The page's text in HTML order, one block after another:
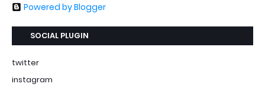
Powered by Blogger
SOCIAL PLUGIN
twitter
instagram